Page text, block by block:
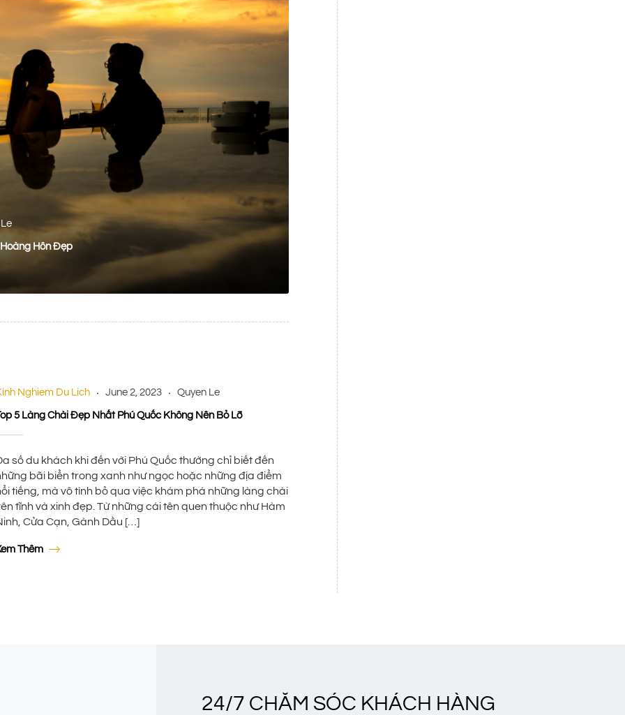
Hôn Đẹp
Nghiem Du Lich June 2, 2023 Quyen Le
5 Làng Chài Đẹp Nhất Phú Quốc Không Nên Bỏ Lỡ
số du khách khi đến với Phú Quốc thường chỉ biết đến
bãi biển trong xanh như ngọc hoặc những địa điểm
tiếng, mà vô tình bỏ qua việc khám phá những làng chài
tĩnh và xinh đẹp. Từ những cái tên quen thuộc như Hàm
Cửa Cạn, Gành Dầu […]
Thêm
24/7 CHĂM SÓC KHÁCH HÀNG